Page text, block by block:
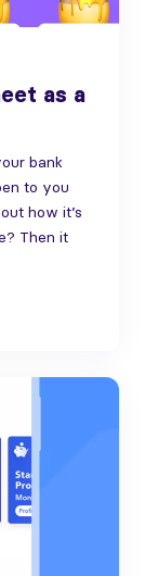
as a
bank
to you
how it’s
Then it